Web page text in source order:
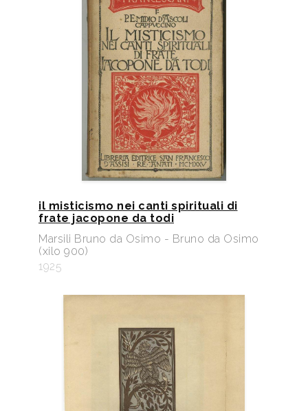
il misticismo nei canti spirituali di
frate jacopone da todi
Marsili Bruno da Osimo - Bruno da Osimo
(xilo 900)
1925